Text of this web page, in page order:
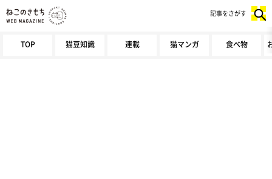
TOP 猫豆知識 連載 猫マンガ 食べ物
記事をさがす